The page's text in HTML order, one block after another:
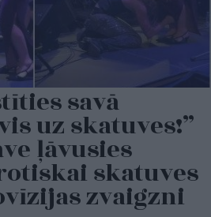
savā
uz skatuves!”
ļāvusies
skatuves
zvaigzni